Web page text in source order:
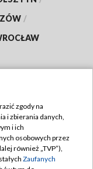
/
zgody na
i zbierania danych,
i ich
osobowych przez
również „TVP”),
Zaufanych